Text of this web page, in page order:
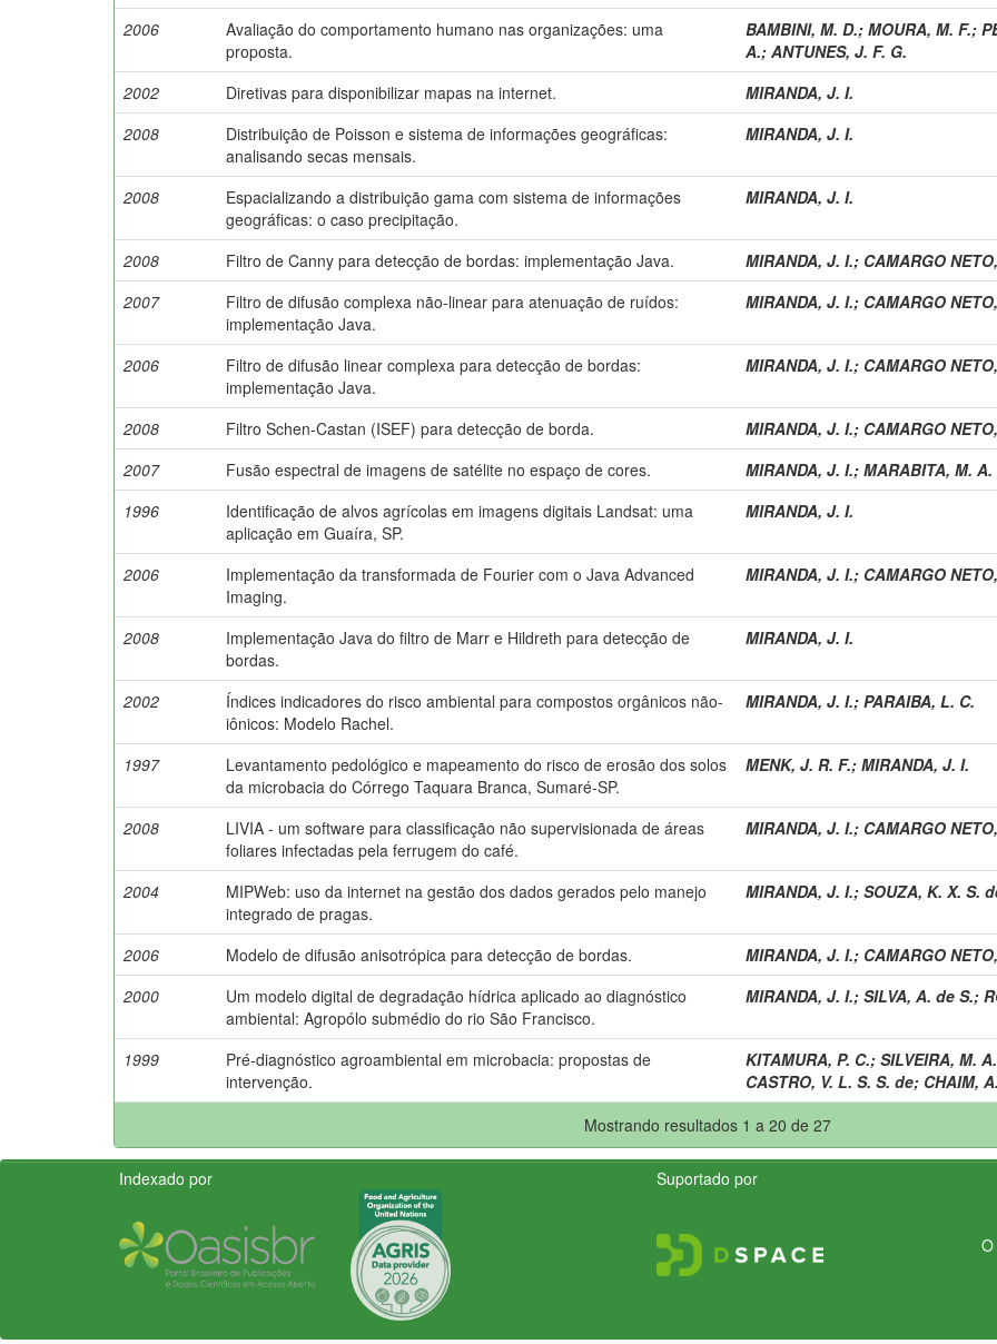
2006
Avaliação do comportamento humano nas organizações: uma
proposta.
BAMBINI, M. D.; MOURA, M. F.;
A.; ANTUNES, J. F. G.
2002
Diretivas para disponibilizar mapas na internet.
MIRANDA, J. I.
2008
Distribuição de Poisson e sistema de informações geográficas:
analisando secas mensais.
MIRANDA, J. I.
2008
Espacializando a distribuição gama com sistema de informações
geográficas: o caso precipitação.
MIRANDA, J. I.
2008 Filtro de Canny para detecção de bordas: implementação Java. MIRANDA, J. I.; CAMARGO
2007
Filtro de difusão complexa não-linear para atenuação de ruídos:
implementação Java.
MIRANDA, J. I.; CAMARGO
2006
Filtro de difusão linear complexa para detecção de bordas:
implementação Java.
MIRANDA, J. I.; CAMARGO
2008 Filtro Schen-Castan (ISEF) para detecção de borda. MIRANDA, J. I.; CAMARGO
2007
Fusão espectral de imagens de satélite no espaço de cores. MIRANDA, J. I.; MARABITA, M. A.
1996
Identificação de alvos agrícolas em imagens digitais Landsat: uma
aplicação em Guaíra, SP.
MIRANDA, J. I.
2006
Implementação da transformada de Fourier com o Java Advanced
Imaging.
MIRANDA, J. I.; CAMARGO
2008
Implementação Java do filtro de Marr e Hildreth para detecção de
bordas.
MIRANDA, J. I.
2002
Índices indicadores do risco ambiental para compostos orgânicos não-
iônicos: Modelo Rachel.
MIRANDA, J. I.; PARAIBA, L. C.
1997
Levantamento pedológico e mapeamento do risco de erosão dos solos
da microbacia do Córrego Taquara Branca, Sumaré-SP.
MENK, J. R. F.; MIRANDA, J. I.
2008
LIVIA - um software para classificação não supervisionada de áreas
foliares infectadas pela ferrugem do café.
MIRANDA, J. I.; CAMARGO
2004
MIPWeb: uso da internet na gestão dos dados gerados pelo manejo
integrado de pragas.
MIRANDA, J. I.; SOUZA, K. X. S.
2006 Modelo de difusão anisotrópica para detecção de bordas. MIRANDA, J. I.; CAMARGO
2000
Um modelo digital de degradação hídrica aplicado ao diagnóstico
ambiental: Agropólo submédio do rio São Francisco.
MIRANDA, J. I.; SILVA, A. de S.;
1999
Pré-diagnóstico agroambiental em microbacia: propostas de
intervenção.
KITAMURA, P. C.; SILVEIRA, M. A.
CASTRO, V. L. S. S. de; CHAIM, A.
Mostrando resultados 1 a 20 de 27
Indexado por Suportado por